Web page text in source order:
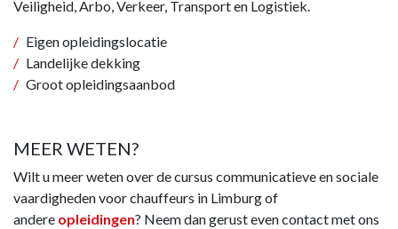
Veiligheid, Arbo, Verkeer, Transport en Logistiek.
Eigen opleidingslocatie
Landelijke dekking
Groot opleidingsaanbod
MEER WETEN?
Wilt u meer weten over de cursus communicatieve en sociale
vaardigheden voor chauffeurs in Limburg of
andere opleidingen? Neem dan gerust even contact met ons